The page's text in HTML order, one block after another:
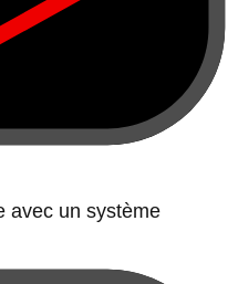
avec un système